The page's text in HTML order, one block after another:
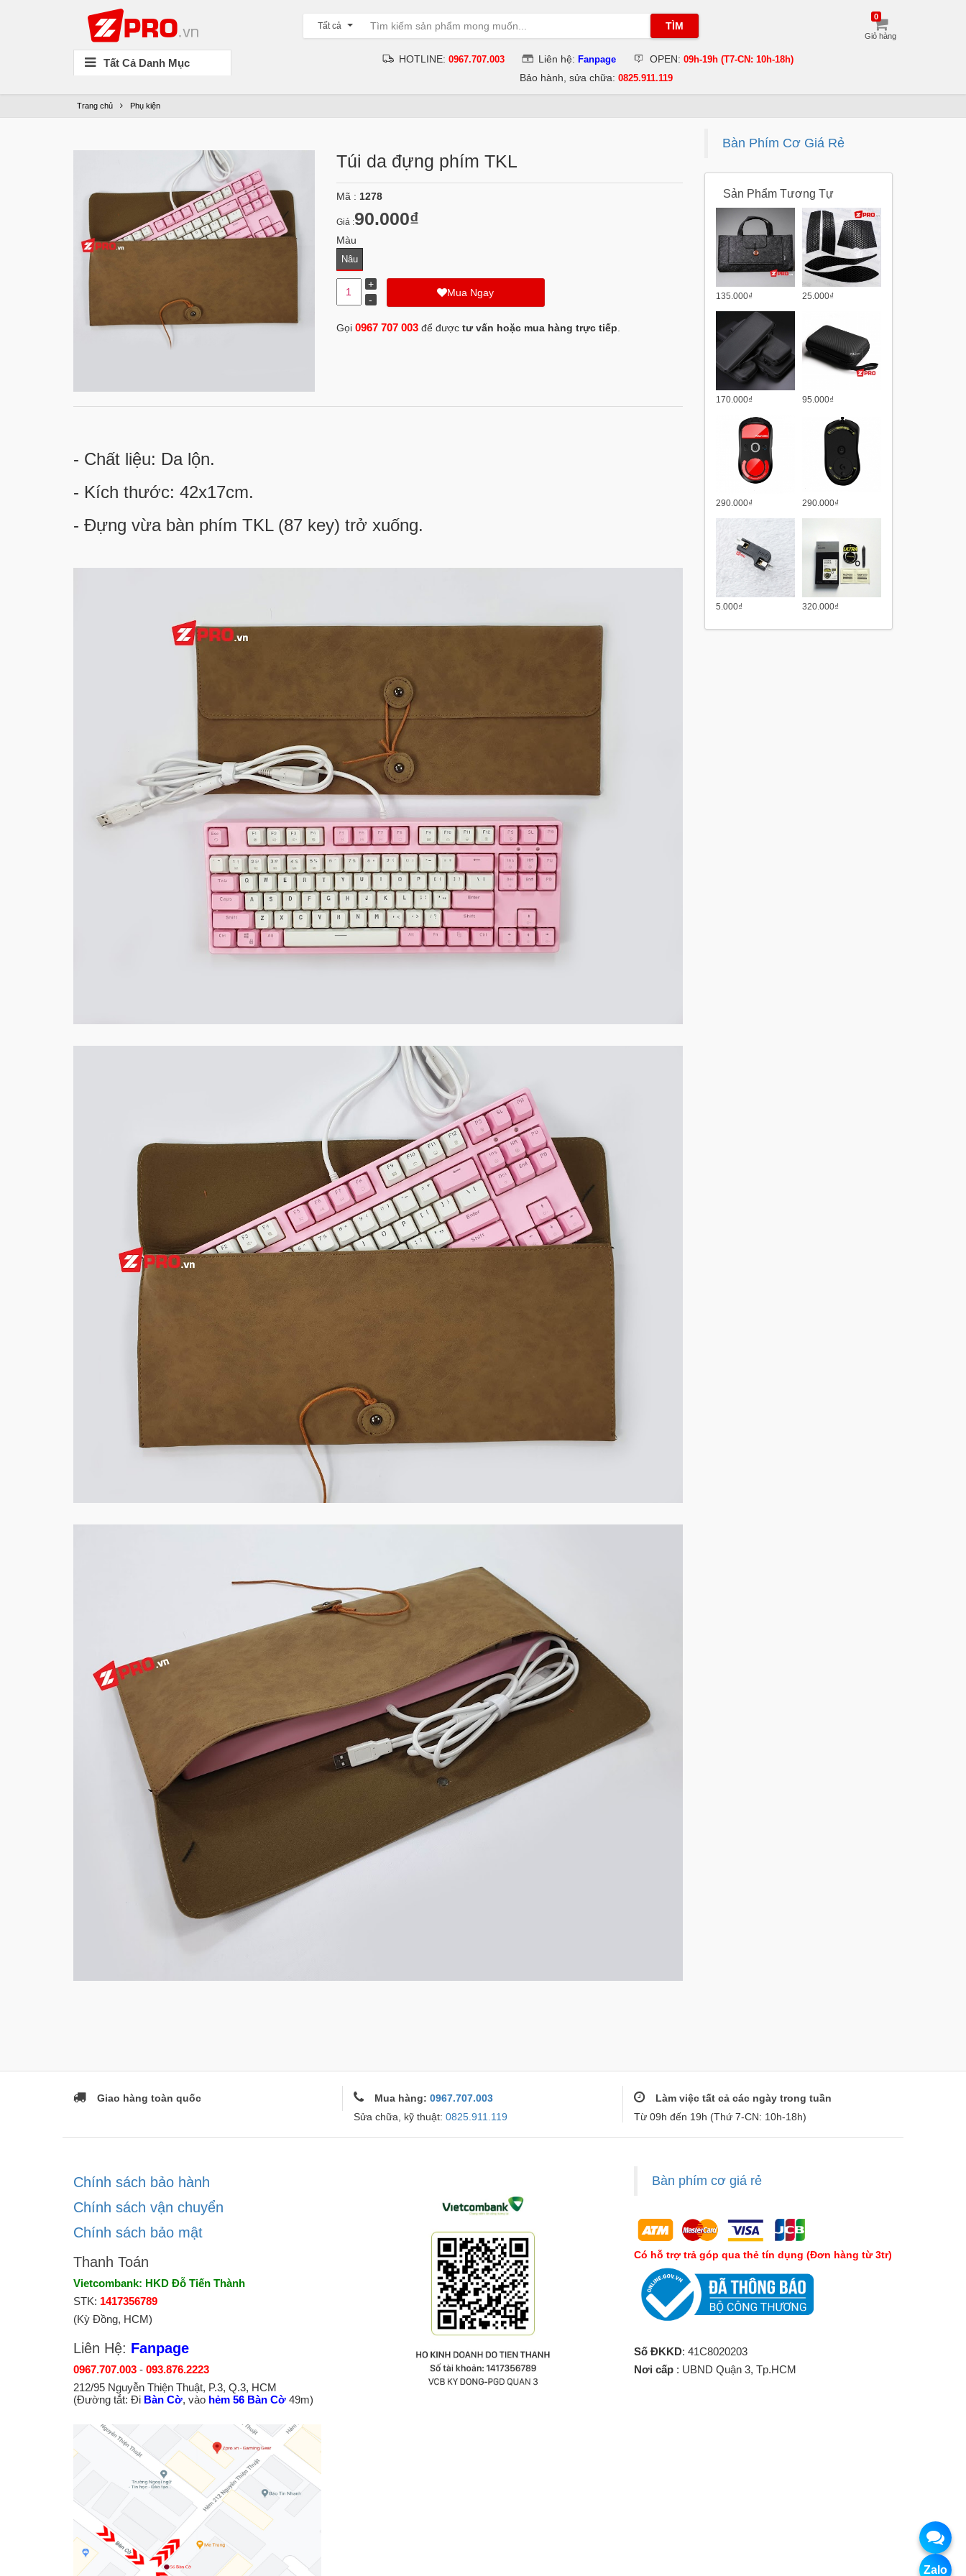
Tất cả TÌM
Giỏ hàng
0
Tất Cả Danh Mục HOTLINE:0967.707.003 Liên hệ:Fanpage OPEN:09h-19h (T7-CN: 10h-18h)
Bảo hành, sửa chữa:0825.911.119
Trang chủ Phụ kiện
Túi da đựng phím TKL
Mã : 1278
Giá :90.000₫
Màu
Nâu
Mua Ngay
Gọi 0967 707 003để được tư vấn hoặc mua hàng trực tiếp
- Chất liệu: Da lộn.
- Kích thước: 42x17cm.
- Đựng vừa bàn phím TKL (87 key) trở xuống.
Bàn Phím Cơ Giá Rẻ
Sản Phẩm Tương Tự
135.000₫ 25.000₫
170.000₫ 95.000₫
290.000₫ 290.000₫
5.000₫ 320.000₫
Giao hàng toàn quốc Mua hàng: 0967.707.003
Sửa chữa, kỹ thuật: 0825.911.119
Làm việc tất cả các ngày trong tuần
Từ 09h đến 19h (Thứ 7-CN: 10h-18h)
Chính sách bảo hành
Chính sách vận chuyển
Chính sách bảo mật
Thanh Toán
Vietcombank: HKD Đỗ Tiến Thành
STK: 1417356789
(Kỳ Đồng, HCM)
Liên Hệ: Fanpage
0967.707.003 - 093.876.2223
212/95 Nguyễn Thiện Thuật, P.3, Q.3, HCM
(Đường tắt: Đi Bàn Cờ, vào hẻm 56 Bàn Cờ 49m)
Bàn phím cơ giá rẻ
Có hỗ trợ trả góp qua thẻ tín dụng (Đơn hàng từ 3tr)
Số ĐKKD: 41C8020203
Nơi cấp : UBND Quận 3, Tp.HCM
Zalo